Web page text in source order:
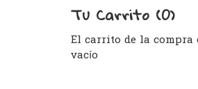
Tu Carrito (0)
El carrito de la compra
vacío